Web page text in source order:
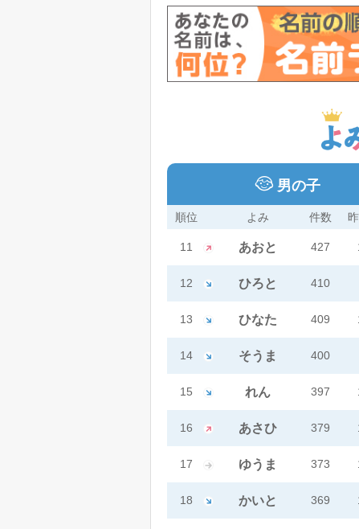
男の子
順位 よみ 件数
11 あおと 427
12 ひろと 410
13 ひなた 409
14 そうま 400
15 れん 397
16 あさひ 379
17 ゆうま 373
18 かいと 369